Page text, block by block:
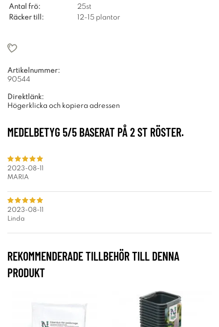
Antal frö:
25st
Räcker till:
12-15 plantor
Artikelnummer:
90544
Direktlänk:
Högerklicka och kopiera adressen
MEDELBETYG 5/5 BASERAT PÅ2ST RÖSTER.
2023-08-11
MARIA
2023-08-11
Linda
REKOMMENDERADE TILLBEHÖR TILL DENNA
PRODUKT